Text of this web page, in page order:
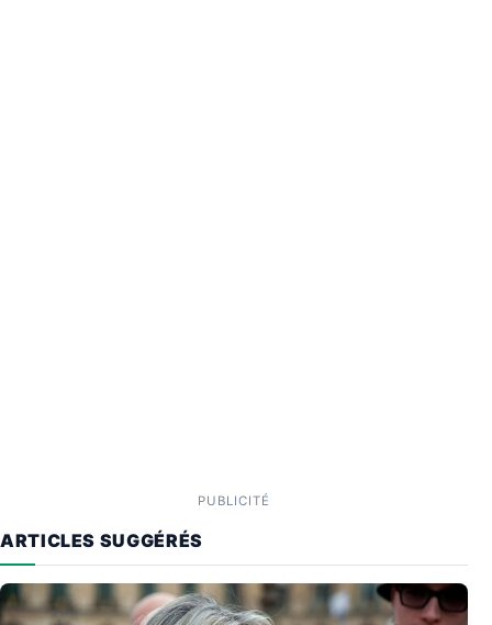
PUBLICITÉ
ARTICLES SUGGÉRÉS